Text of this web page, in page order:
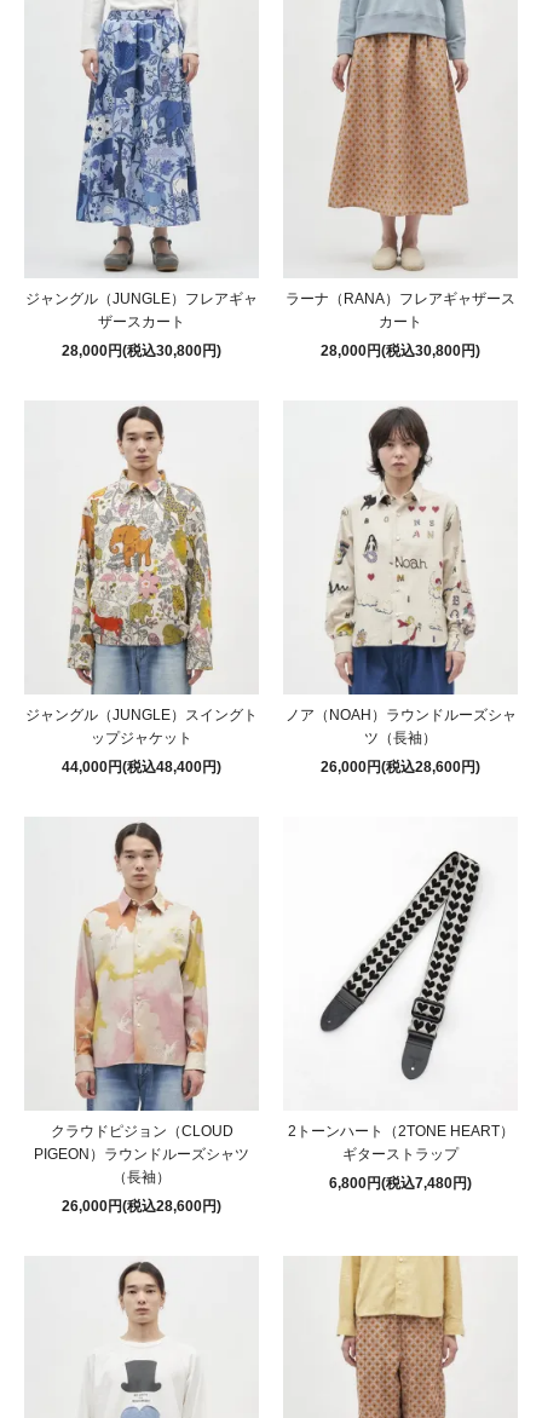
ジャングル（JUNGLE）フレアギャ
ザースカート
28,000円(税込30,800円)
ラーナ（RANA）フレアギャザース
カート
28,000円(税込30,800円)
ジャングル（JUNGLE）スイングト
ップジャケット
44,000円(税込48,400円)
ノア（NOAH）ラウンドルーズシャ
ツ（長袖）
26,000円(税込28,600円)
クラウドピジョン（CLOUD
PIGEON）ラウンドルーズシャツ
（長袖）
26,000円(税込28,600円)
2トーンハート（2TONE HEART）
ギターストラップ
6,800円(税込7,480円)